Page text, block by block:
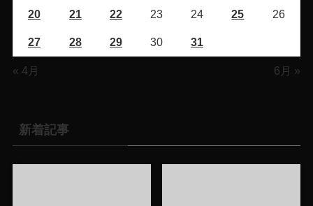
20 21 22 23 24 25 26
27 28 29 30 31
« 4月 6月 »
新着記事